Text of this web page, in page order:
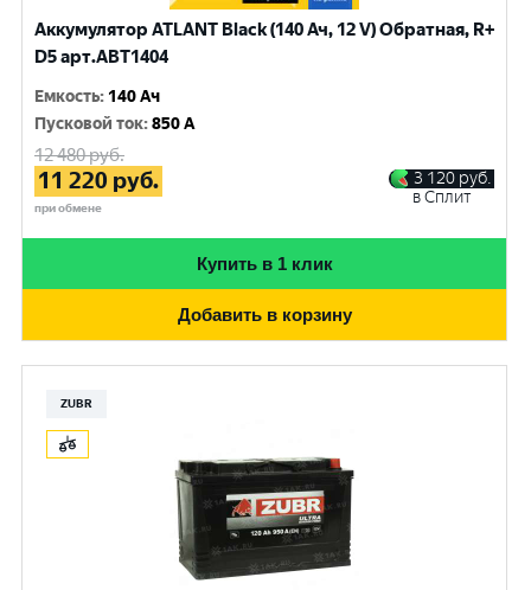
Аккумулятор ATLANT Black (140 Ач, 12 V) Обратная, R+
D5 арт.ABT1404
Емкость: 140 Ач
Пусковой ток:850 A
12 480руб.
11 220 руб.
при обмене
3 120 руб.
в Сплит
Купить в 1 клик
Добавить в корзину
ZUBR